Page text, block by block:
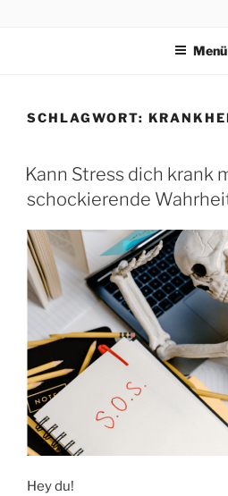
Menü
SCHLAGWORT:
Kann Stress dich krank
schockierende
Hey du!